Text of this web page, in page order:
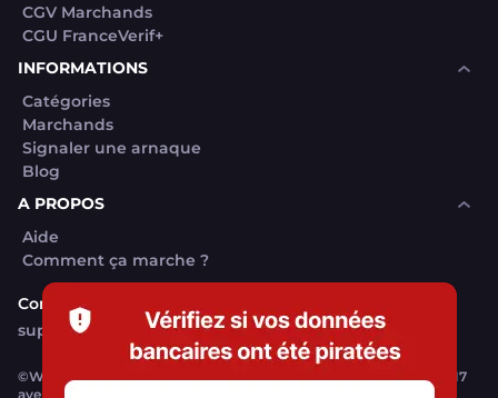
CGV Marchands
CGU FranceVerif+
INFORMATIONS
Catégories
Marchands
Signaler une arnaque
Blog
A PROPOS
Aide
Comment ça marche ?
Contact support utilisateurs
support@franceverif.fr
©WebVerif SAS au capital de 851 000€ • RCS de Paris 884750035 17
avenue Jean Moulin, 93100 Montreuil, France